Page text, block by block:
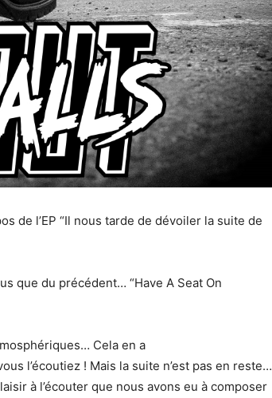
de l’EP “Il nous tarde de dévoiler la suite de
que du précédent… “Have A Seat On
Cela en a
l’écoutiez ! Mais la suite n’est pas en reste…
à l’écouter que nous avons eu à composer